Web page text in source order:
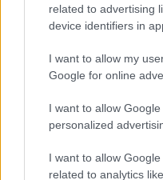
related to advertising
device identifiers in
I want to allow my
Google for online
I want to allow
personalized
I want to allow
related to analytics